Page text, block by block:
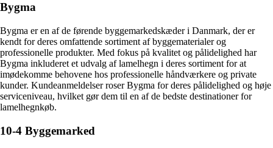
Bygma
Bygma er en af de førende byggemarkedskæder i Danmark, der er
kendt for deres omfattende sortiment af byggematerialer og
professionelle produkter. Med fokus på kvalitet og pålidelighed har
Bygma inkluderet et udvalg af lamelhegn i deres sortiment for at
imødekomme behovene hos professionelle håndværkere og private
kunder. Kundeanmeldelser roser Bygma for deres pålidelighed og høje
serviceniveau, hvilket gør dem til en af de bedste destinationer for
lamelhegnkøb.
10-4 Byggemarked